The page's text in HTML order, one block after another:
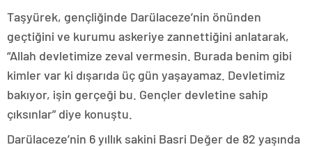
Taşyürek, gençliğinde Darülaceze’nin önünden
geçtiğini ve kurumu askeriye zannettiğini anlatarak,
“Allah devletimize zeval vermesin. Burada benim gibi
kimler var ki dışarıda üç gün yaşayamaz. Devletimiz
bakıyor, işin gerçeği bu. Gençler devletine sahip
çıksınlar” diye konuştu.
Darülaceze’nin 6 yıllık sakini Basri Değer de 82 yaşında